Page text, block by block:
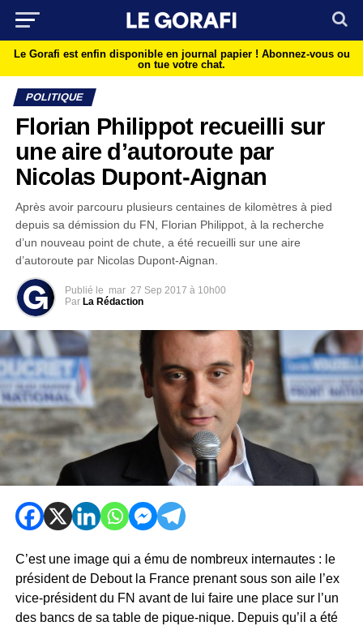
Le Gorafi est enfin disponible en journal papier ! Abonnez-vous ou
on tue votre chat.
POLITIQUE
Florian Philippot recueilli sur
une aire d’autoroute par
Nicolas Dupont-Aignan
Après avoir parcouru plusieurs centaines de kilomètres à pied
depuis sa démission du FN, Florian Philippot, à la recherche
d’un nouveau point de chute, a été recueilli sur une aire
d’autoroute par Nicolas Dupont-Aignan.
Publié le mar 27 Sep 2017 à 10h00
Par La Rédaction
C’est une image qui a ému de nombreux internautes : le
président de Debout la France prenant sous son aile l’ex
vice-président du FN avant de lui faire une place sur l’un
des bancs de sa table de pique-nique. Depuis qu’il a été